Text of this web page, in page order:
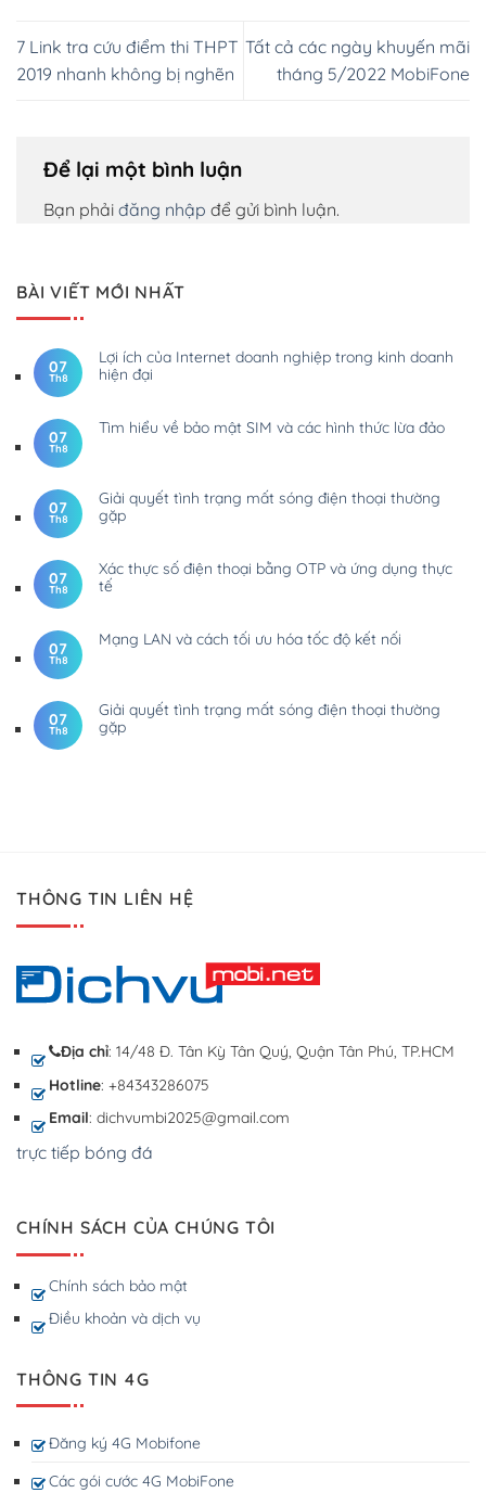
7 Link tra cứu điểm thi THPT
2019 nhanh không bị nghẽn
Tất cả các ngày khuyến mãi
tháng 5/2022 MobiFone
Để lại một bình luận
Bạn phải đăng nhập để gửi bình luận.
BÀI VIẾT MỚI NHẤT
07
Th8
Lợi ích của Internet doanh nghiệp trong kinh doanh
hiện đại
07
Th8
Tìm hiểu về bảo mật SIM và các hình thức lừa đảo
07
Th8
Giải quyết tình trạng mất sóng điện thoại thường
gặp
07
Th8
Xác thực số điện thoại bằng OTP và ứng dụng thực
tế
07
Th8
Mạng LAN và cách tối ưu hóa tốc độ kết nối
07
Th8
Giải quyết tình trạng mất sóng điện thoại thường
gặp
THÔNG TIN LIÊN HỆ
Địa chỉ: 14/48 Đ. Tân Kỳ Tân Quý, Quận Tân Phú, TP.HCM
Hotline: +84343286075
Email: dichvumbi2025@gmail.com
trực tiếp bóng đá
CHÍNH SÁCH CỦA CHÚNG TÔI
Chính sách bảo mật
Điều khoản và dịch vụ
THÔNG TIN 4G
Đăng ký 4G Mobifone
Các gói cước 4G MobiFone